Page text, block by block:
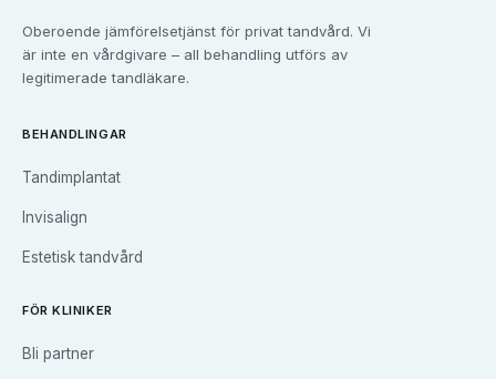
Tandvård i Göteborg
Tandvård iHalmstad
Tandvård iHelsingborg
Tandvård iJärfälla
Tandvård i
Tandvård i Kalmar
Tandvård i
Tandvård i
Oberoende jämförelsetjänst för privat tandvård. Vi
är inte en vårdgivare – all behandling utförs av
legitimerade tandläkare.
BEHANDLINGAR
Tandimplantat
Invisalign
Estetisk tandvård
FÖR KLINIKER
Bli partner